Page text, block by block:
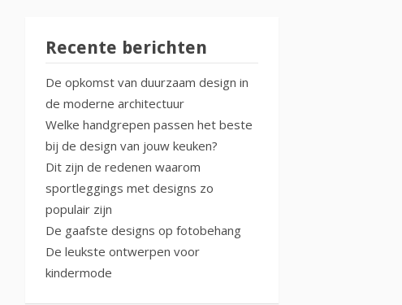
Recente berichten
De opkomst van duurzaam design in
de moderne architectuur
Welke handgrepen passen het beste
bij de design van jouw keuken?
Dit zijn de redenen waarom
sportleggings met designs zo
populair zijn
De gaafste designs op fotobehang
De leukste ontwerpen voor
kindermode